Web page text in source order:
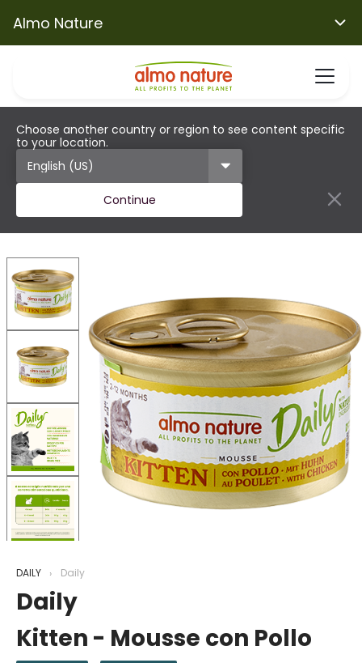
Almo Nature
Choose another country or region to see content specific
to your location.
Continue
DAILY Daily
Daily
Kitten - Mousse con Pollo